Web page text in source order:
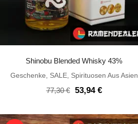
Shinobu Blended Whisky 43%
Geschenke SALE, Spirituosen Aus Asien
77,30€
Ursprünglicher
77,30 €
53,94 €Aktueller
53,94 €.